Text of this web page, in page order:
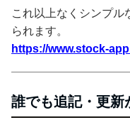
これ以上なくシンプル
られます。
https://www.stock-
誰でも追記・更新